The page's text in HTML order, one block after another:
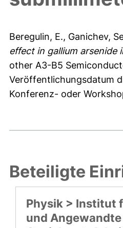
Beregulin, E., Ganichev,
effect in gallium arsenide
other A3-B5
Veröffentlichungsdatum
Konferenz- oder
Beteiligte
Physik > Institut
und